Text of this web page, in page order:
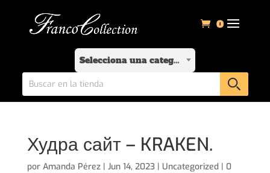
0
Selecciona una categoría
Худра сайт – KRAKEN.
por Amanda Pérez| Jun 14, 2023| Uncategorized | 0